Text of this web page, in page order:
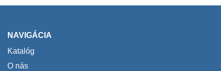
NAVIGÁCIA
Katalóg
O nás